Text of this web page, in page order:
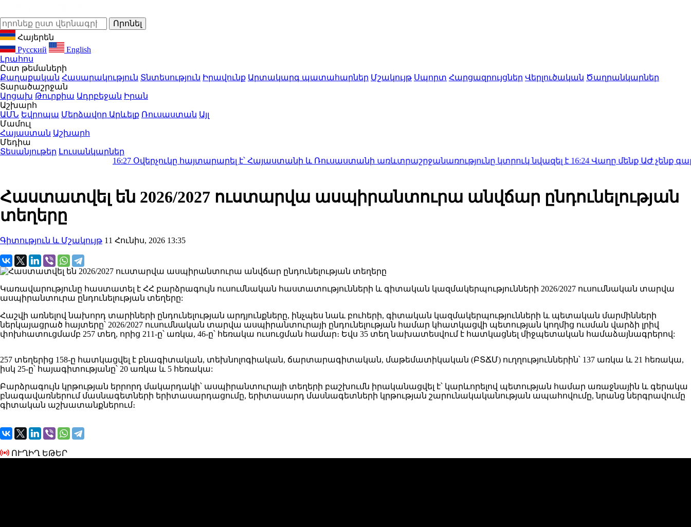
Հայերեն
Русский
English
Լրահոս
Ըստ թեմաների
Քաղաքական Հասարակություն Տնտեսություն Իրավունք Արտակարգ պատահարներ Մշակույթ Սպորտ Հարցազրույցներ Վերլուծական Ծաղրանկարներ
Տարածաշրջան
Արցախ Թուրքիա Ադրբեջան Իրան
Աշխարհ
ԱՄՆ Եվրոպա Մերձավոր Արևելք Ռուսաստան Այլ
Մամուլ
Հայաստան Աշխարհ
Մեդիա
Տեսանյութեր Լուսանկարներ
Օվերչուկը հայտարարել է՝ Հայաստանի և Ռուսաստանի առևտրաշրջանառությունը կտրուկ նվազել է16:24Վաղը մենք ԱԺ չենք գալու,
Հաստատվել են 2026/2027 ուստարվա ասպիրանտուրա անվճար ընդունելության
տեղերը
Գիտություն և Մշակույթ 11 Հունիս, 2026 13:35
Կառավարությունը հաստատել է ՀՀ բարձրագույն ուսումնական հաստատությունների և գիտական կազմակերպությունների 2026/2027 ուսումնական տարվա
ասպիրանտուրա ընդունելության տեղերը:
Հաշվի առնելով նախորդ տարիների ընդունելության արդյունքները, ինչպես նաև բուհերի, գիտական կազմակերպությունների և պետական մարմինների
ներկայացրած հայտերը՝ 2026/2027 ուսումնական տարվա ասպիրանտուրայի ընդունելության համար կհատկացվի պետության կողմից ուսման վարձի լրիվ
փոխհատուցմամբ 257 տեղ, որից 211-ը՝ առկա, 46-ը՝ հեռակա ուսուցման համար։ Եվս 35 տեղ նախատեսվում է հատկացնել միջպետական համաձայնագրերով:
257 տեղերից 158-ը հատկացվել է բնագիտական, տեխնոլոգիական, ճարտարագիտական, մաթեմատիկական (ԲՏՃՄ) ուղղություններին՝ 137 առկա և 21 հեռակա,
իսկ 25-ը՝ հայագիտությանը՝ 20 առկա և 5 հեռակա:
Բարձրագույն կրթության երրորդ մակարդակի՝ ասպիրանտուրայի տեղերի բաշխումն իրականացվել է՝ կարևորելով պետության համար առաջնային և գերակա
բնագավառներում մասնագետների երիտասարդացումը, երիտասարդ մասնագետների կրթության շարունակականության ապահովումը, նրանց ներգրավումը
գիտական աշխատանքներում։
ՈՒՂԻՂ ԵԹԵՐ